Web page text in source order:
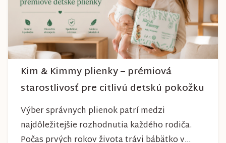
Kim & Kimmy plienky – prémiová
starostlivosť pre citlivú detskú pokožku
Výber správnych plienok patrí medzi
najdôležitejšie rozhodnutia každého rodiča.